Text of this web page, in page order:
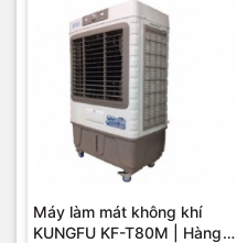
Máy làm mát không khí
KUNGFU KF-T80M | Hàng